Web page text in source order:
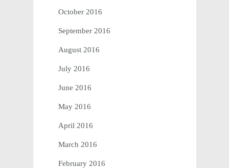
October 2016
September 2016
August 2016
July 2016
June 2016
May 2016
April 2016
March 2016
February 2016